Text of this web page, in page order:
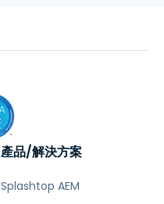
產品/解決方案
Splashtop AEM